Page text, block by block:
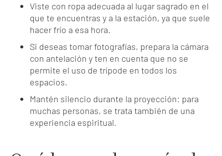
Viste con ropa adecuada al lugar sagrado en el
que te encuentras y a la estación, ya que suele
hacer frío a esa hora.
Si deseas tomar fotografías, prepara la cámara
con antelación y ten en cuenta que no se
permite el uso de trípode en todos los
espacios.
Mantén silencio durante la proyección: para
muchas personas, se trata también de una
experiencia espiritual.